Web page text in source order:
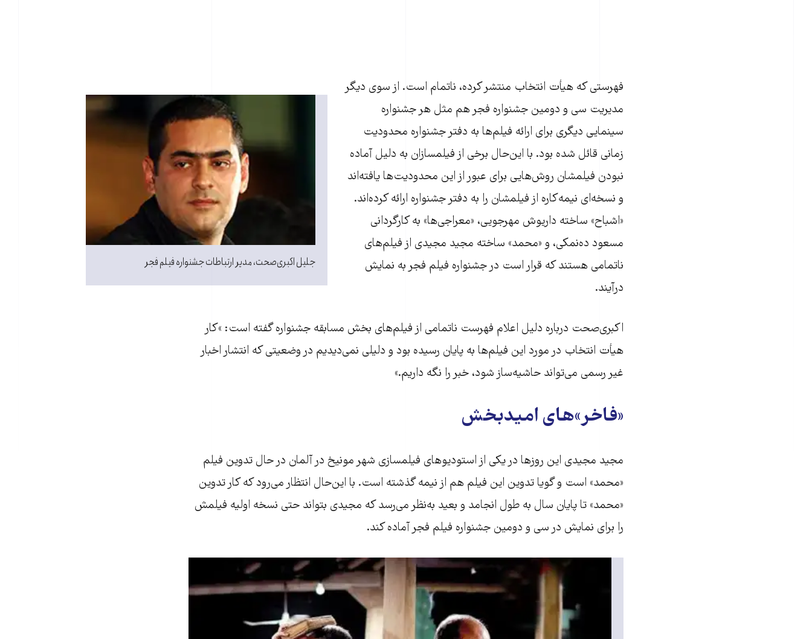
جلیل اکبری‌صحت، مدیر ارتباطات جشنواره فیلم فجر
فهرستی که هیأت انتخاب منتشر کرده، ناتمام است. از سوی دیگر
مدیریت سی و دومین جشنواره فجر هم مثل هر جشنواره
سینمایی دیگری برای ارائه فیلم‌ها به دفتر جشنواره محدودیت
زمانی قائل شده بود. با این‌حال برخی از فیلمسازان به دلیل آماده
نبودن فیلمشان روش‌هایی برای عبور از این محدودیت‌ها یافته‌اند
و نسخه‌ای نیمه‌کاره از فیلمشان را به دفتر جشنواره ارائه کرده‌اند.
«اشباح» ساخته داریوش مهرجویی، «معراجی‌ها» به کارگردانی
مسعود ده‌نمکی، و «محمد» ساخته مجید مجیدی از فیلم‌های
ناتمامی هستند که قرار است در جشنواره فیلم فجر به نمایش
درآیند.
اکبری‌صحت درباره دلیل اعلام فهرست ناتمامی از فیلم‌های بخش مسابقه جشنواره گفته است: ‌»کار
هیأت انتخاب در مورد این فیلم‌ها به پایان رسیده بود و دلیلی نمی‌دیدیم در وضعیتی که انتشار اخبار
غیر رسمی می‌تواند حاشیه‌ساز شود، خبر را نگه داریم.»
«فاخر»های امیدبخش
مجید مجیدی این روز‌ها در یکی از استودیوهای فیلمسازی شهر مونیخ در آلمان در حال تدوین فیلم
«محمد» است و گویا تدوین این فیلم هم از نیمه گذشته است. با این‌حال انتظار می‌رود که کار تدوین
«محمد» تا پایان سال به طول انجامد و بعید به‌نظر می‌رسد که مجیدی بتواند حتی نسخه اولیه فیلمش
را برای نمایش در سی و دومین جشنواره فیلم فجر آماده کند.